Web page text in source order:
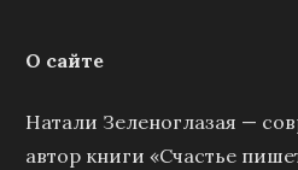
О сайте
Натали Зеленоглазая —
автор книги «Счастье